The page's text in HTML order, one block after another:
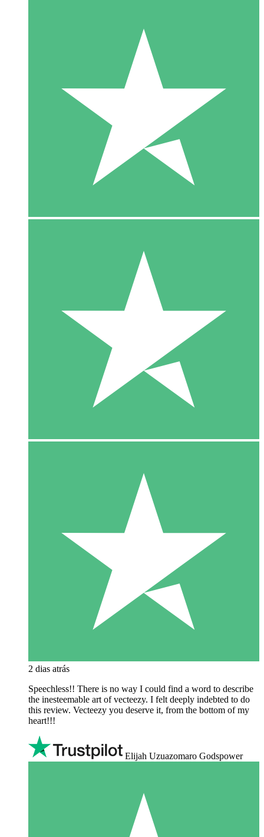
2 dias atrás
Speechless!! There is no way I could find a word to describe
the inesteemable art of vecteezy. I felt deeply indebted to do
this review. Vecteezy you deserve it, from the bottom of my
heart!!!
Elijah Uzuazomaro Godspower